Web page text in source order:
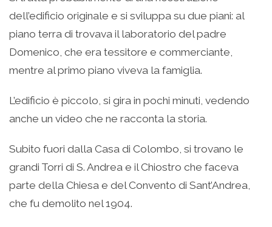
dell’edificio originale e si sviluppa su due piani: al
piano terra di trovava il laboratorio del padre
Domenico, che era tessitore e commerciante,
mentre al primo piano viveva la famiglia.
L’edificio è piccolo, si gira in pochi minuti, vedendo
anche un video che ne racconta la storia.
Subito fuori dalla Casa di Colombo, si trovano le
grandi Torri di S. Andrea e il Chiostro che faceva
parte della Chiesa e del Convento di Sant’Andrea,
che fu demolito nel 1904.